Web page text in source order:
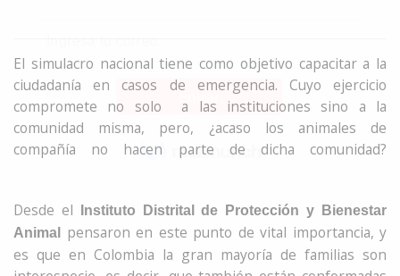
El simulacro nacional tiene como objetivo capacitar a la
ciudadanía en casos de emergencia. Cuyo ejercicio
compromete no solo a las instituciones sino a la
comunidad misma, pero, ¿acaso los animales de
compañía no hacen parte de dicha comunidad?
Desde el
Instituto Distrital de Protección y Bienestar
Animal
pensaron en este punto de vital importancia, y
es que en Colombia la gran mayoría de familias son